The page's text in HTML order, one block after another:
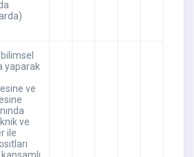
yaparak
ve
ve
ile